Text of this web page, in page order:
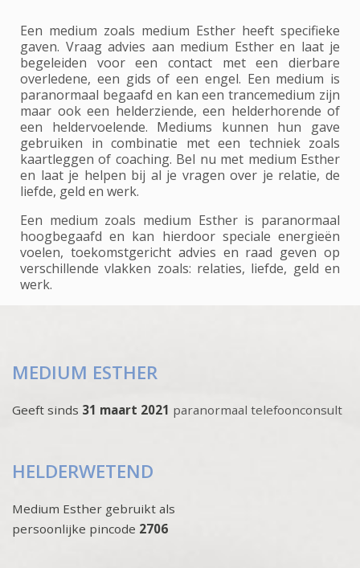
Een medium zoals medium Esther heeft specifieke
gaven. Vraag advies aan medium Esther en laat je
begeleiden voor een contact met een dierbare
overledene, een gids of een engel. Een medium is
paranormaal begaafd en kan een trancemedium zijn
maar ook een helderziende, een helderhorende of
een heldervoelende. Mediums kunnen hun gave
gebruiken in combinatie met een techniek zoals
kaartleggen of coaching. Bel nu met medium Esther
en laat je helpen bij al je vragen over je relatie, de
liefde, geld en werk.
Een medium zoals medium Esther is paranormaal
hoogbegaafd en kan hierdoor speciale energieën
voelen, toekomstgericht advies en raad geven op
verschillende vlakken zoals: relaties, liefde, geld en
werk.
MEDIUM ESTHER
Geeft sinds 31 maart 2021 paranormaal telefoonconsult
HELDERWETEND
Medium Esther gebruikt als
persoonlijke pincode 2706